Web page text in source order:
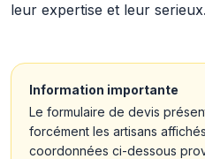
leur expertise et leur serieux.
Information importante
Le formulaire de devis
forcément les artisans
coordonnées ci-dessous